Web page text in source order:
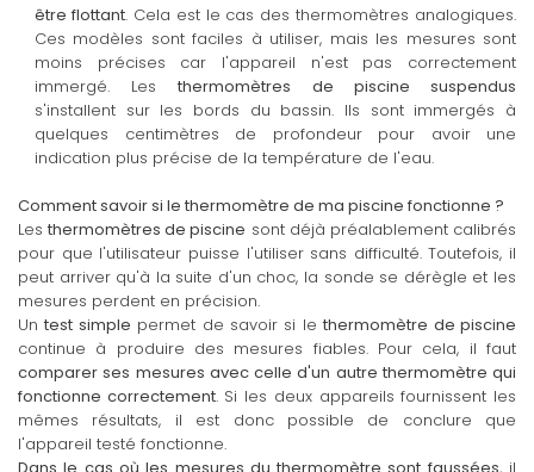
être flottant. Cela est le cas des thermomètres analogiques.
Ces modèles sont faciles à utiliser, mais les mesures sont
moins précises car l'appareil n'est pas correctement
immergé. Lesthermomètres de piscine suspendus
s'installent sur les bords du bassin. Ils sont immergés à
quelques centimètres de profondeur pour avoir une
indication plus précise de la température de l'eau.
Comment savoir si le thermomètre de ma piscine fonctionne ?
Lesthermomètres de piscine sont déjà préalablement calibrés
pour que l'utilisateur puisse l'utiliser sans difficulté. Toutefois, il
peut arriver qu'à la suite d'un choc, la sonde se dérègle et les
mesures perdent en précision.
Untest simple permet de savoir si lethermomètre de piscine
continue à produire des mesures fiables. Pour cela, il faut
comparer ses mesures avec celle d'un autre thermomètre qui
fonctionne correctement. Si les deux appareils fournissent les
mêmes résultats, il est donc possible de conclure que
l'appareil testé fonctionne.